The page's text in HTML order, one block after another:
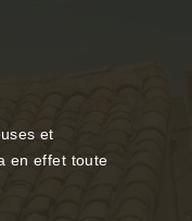
et
en effet toute